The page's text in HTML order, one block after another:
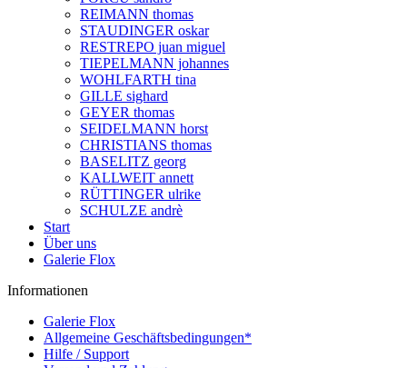
REIMANN thomas
STAUDINGER oskar
RESTREPO juan miguel
TIEPELMANN johannes
WOHLFARTH tina
GILLE sighard
GEYER thomas
SEIDELMANN horst
CHRISTIANS thomas
BASELITZ georg
KALLWEIT annett
RÜTTINGER ulrike
SCHULZE andrè
Start
Über uns
Galerie Flox
Informationen
Galerie Flox
Allgemeine Geschäftsbedingungen*
Hilfe / Support